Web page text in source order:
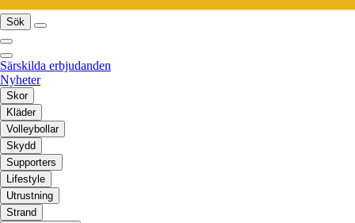
Sök
Särskilda erbjudanden
Nyheter
Skor
Kläder
Volleybollar
Skydd
Supporters
Lifestyle
Utrustning
Strand